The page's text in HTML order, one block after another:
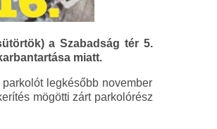
a Szabadság tér 5.
miatt.
legkésőbb november
mögötti zárt parkolórész